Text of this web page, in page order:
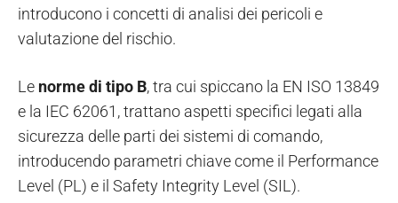
introducono i concetti di analisi dei pericoli e
valutazione del rischio.
Le norme di tipo B, tra cui spiccano la EN ISO 13849
e la IEC 62061, trattano aspetti specifici legati alla
sicurezza delle parti dei sistemi di comando,
introducendo parametri chiave come il Performance
Level (PL) e il Safety Integrity Level (SIL).